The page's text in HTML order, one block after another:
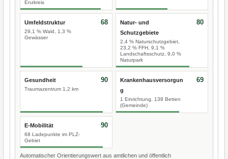
Enzkreis
Umfeldstruktur
29,1 % Wald, 1,3 %
Gewässer
68
Natur- und
Schutzgebiete
2,4 % Naturschutzgebiet,
23,2 % FFH, 9,1 %
Landschaftsschutz, 9,0 %
Naturpark
80
Gesundheit
Traumazentrum 1,2 km
90
Krankenhausversorgun
g
1 Einrichtung, 138 Betten
(Gemeinde)
69
E-Mobilität
68 Ladepunkte im PLZ-
Gebiet
90
Automatischer Orientierungswert aus amtlichen und öffentlich